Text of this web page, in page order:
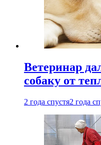
Ветеринар
собаку от
2 года спустя2 года